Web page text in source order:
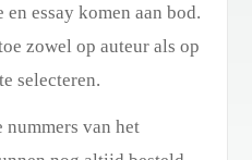
essay komen aan bod.
zowel op auteur als op
selecteren.
nummers van het